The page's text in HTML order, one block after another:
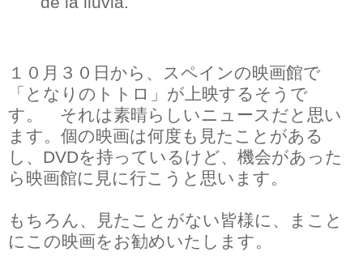
１０月３０日から、スペインの映画館で
「となりのトトロ」が上映するそうで
す。 それは素晴らしいニュースだと思い
ます。個の映画は何度も見たことがある
し、DVDを持っているけど、機会があった
ら映画館に見に行こうと思います。
もちろん、見たことがない皆様に、まこと
にこの映画をお勧めいたします。